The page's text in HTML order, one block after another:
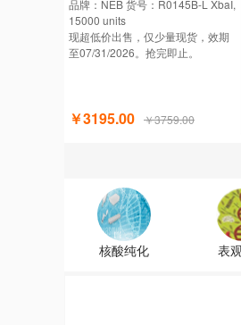
品牌：NEB 货号：R0145B-L XbaI,
15000 units
现超低价出售，仅少量现货，效期
至07/31/2026。抢完即止。
￥3195.00 ￥3759.00
核酸纯化 表